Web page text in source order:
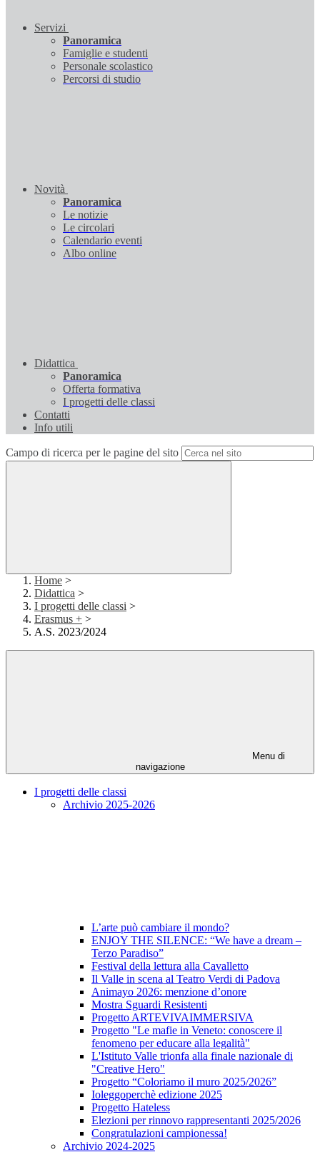
Servizi
Panoramica
Famiglie e studenti
Personale scolastico
Percorsi di studio
Novità
Panoramica
Le notizie
Le circolari
Calendario eventi
Albo online
Didattica
Panoramica
Offerta formativa
I progetti delle classi
Contatti
Info utili
Campo di ricerca per le pagine del sito
Home >
Didattica >
I progetti delle classi >
Erasmus + >
A.S. 2023/2024
Menu di
navigazione
I progetti delle classi
Archivio 2025-2026
L’arte può cambiare il mondo?
ENJOY THE SILENCE: “We have a dream –
Terzo Paradiso”
Festival della lettura alla Cavalletto
Il Valle in scena al Teatro Verdi di Padova
Animayo 2026: menzione d’onore
Mostra Sguardi Resistenti
Progetto ARTEVIVAIMMERSIVA
Progetto "Le mafie in Veneto: conoscere il
fenomeno per educare alla legalità"
L'Istituto Valle trionfa alla finale nazionale di
"Creative Hero"
Progetto “Coloriamo il muro 2025/2026”
Ioleggoperchè edizione 2025
Progetto Hateless
Elezioni per rinnovo rappresentanti 2025/2026
Congratulazioni campionessa!
Archivio 2024-2025